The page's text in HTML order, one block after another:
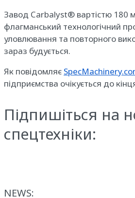
Завод Carbalyst® вартістю 180
флагманський технологічний
уловлювання та повторного
зараз будується.
Як повідомляє
підприємства очікується до
Підпишіться на
спецтехніки:
NEWS: